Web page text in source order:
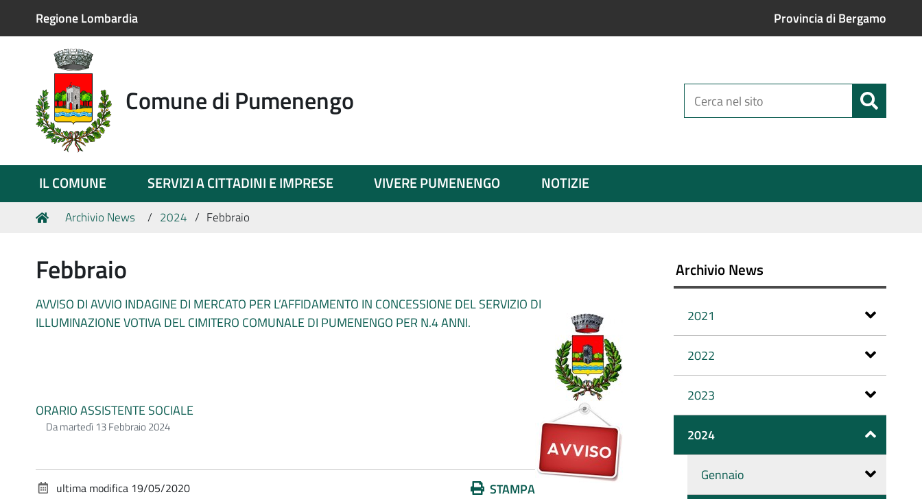
Regione Lombardia Provincia di Bergamo
Comune di Pumenengo
Cerca
nel
IL COMUNE SERVIZI A CITTADINI E IMPRESE VIVERE PUMENENGO NOTIZIE
Tu
Home
Archivio News 2024 Febbraio
Febbraio
AVVISO DI AVVIO INDAGINE DI MERCATO PER L’AFFIDAMENTO IN CONCESSIONE DEL SERVIZIO DI
ILLUMINAZIONE VOTIVA DEL CIMITERO COMUNALE DI PUMENENGO PER N.4 ANNI.
ORARIO ASSISTENTE SOCIALE
Da martedì 13 Febbraio 2024
Azioni STAMPA
ultima modifica 19/05/2020
Archivio News
2021
2022
2023
2024
Gennaio